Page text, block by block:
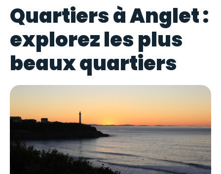
Quartiers à Anglet :
explorez les plus
beaux quartiers